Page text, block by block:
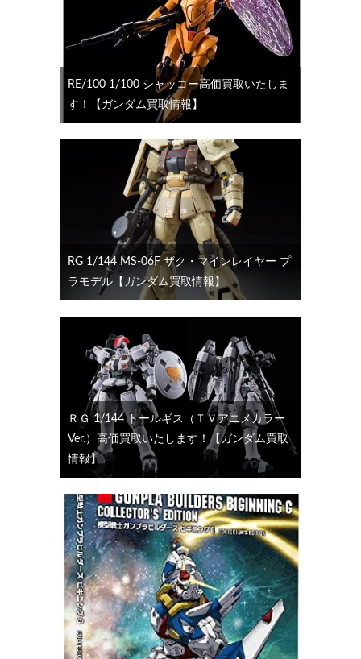
RE/100 1/100 シャッコー高価買取いたしま
す！【ガンダム買取情報】
RG 1/144 MS-06F ザク・マインレイヤー プ
ラモデル【ガンダム買取情報】
ＲＧ 1/144 トールギス（ＴＶアニメカラー
Ver.）高価買取いたします！【ガンダム買取
情報】